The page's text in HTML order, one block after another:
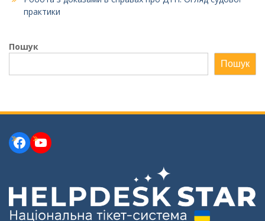
практики
Пошук
Пошук
Facebook
YouTube